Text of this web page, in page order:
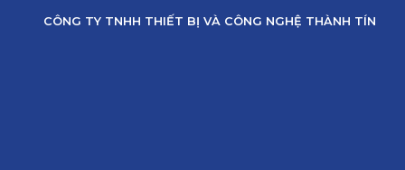
CÔNG TY TNHH THIẾT BỊ VÀ CÔNG NGHỆ THÀNH TÍN